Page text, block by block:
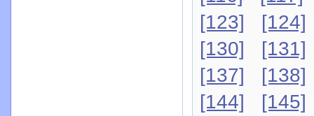
[123]
[124]
[130]
[131]
[137]
[138]
[144]
[145]